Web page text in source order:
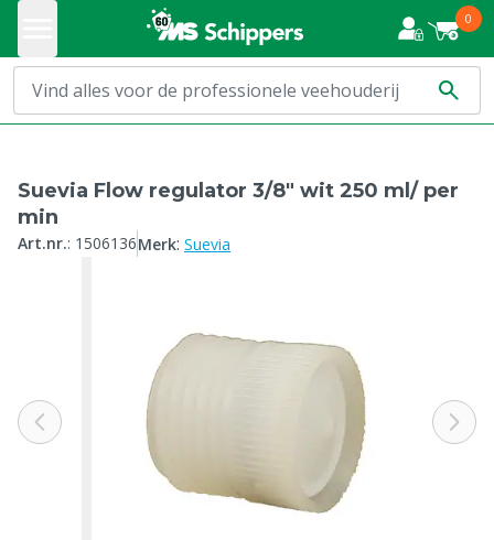
0
Suevia Flow regulator 3/8" wit 250 ml/ per
min
Art.nr.: 1506136Merk: Suevia